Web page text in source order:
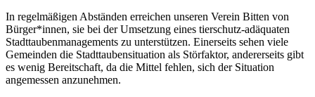
In regelmäßigen Abständen erreichen unseren Verein Bitten von
Bürger*innen, sie bei der Umsetzung eines tierschutz-adäquaten
Stadttaubenmanagements zu unterstützen. Einerseits sehen viele
Gemeinden die Stadttaubensituation als Störfaktor, andererseits gibt
es wenig Bereitschaft, da die Mittel fehlen, sich der Situation
angemessen anzunehmen.